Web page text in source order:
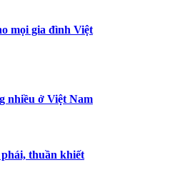
mọi gia đình Việt
nhiều ở Việt Nam
thuần khiết